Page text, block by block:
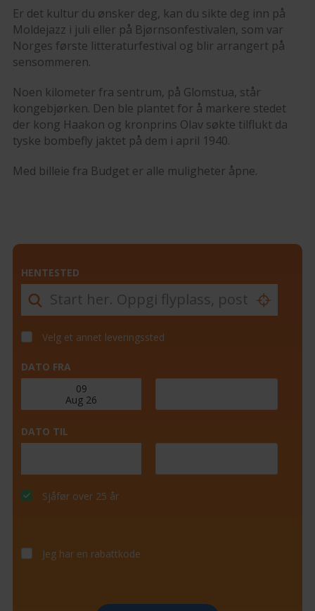
Er det kultur du ønsker deg, kan du sikte deg inn på
Moldejazz i juli eller på Bjørnsonfestivalen, som var
Norges første litteraturfestival og blir arrangert på
sensommeren.
Noen kilometer fra sentrum, på Glomstua, står
kongebjørken. Den ble plantet for å markere stedet
der kong Haakon og kronprins Olav søkte tilflukt da
tyske bombefly jaktet på dem i april 1940.
Med billeie fra Budget er alle muligheter åpne.
HENTESTED
Velg et annet leveringssted
DATO FRA
DATO TIL
Sjåfør over 25 år
Jeg har en rabattkode